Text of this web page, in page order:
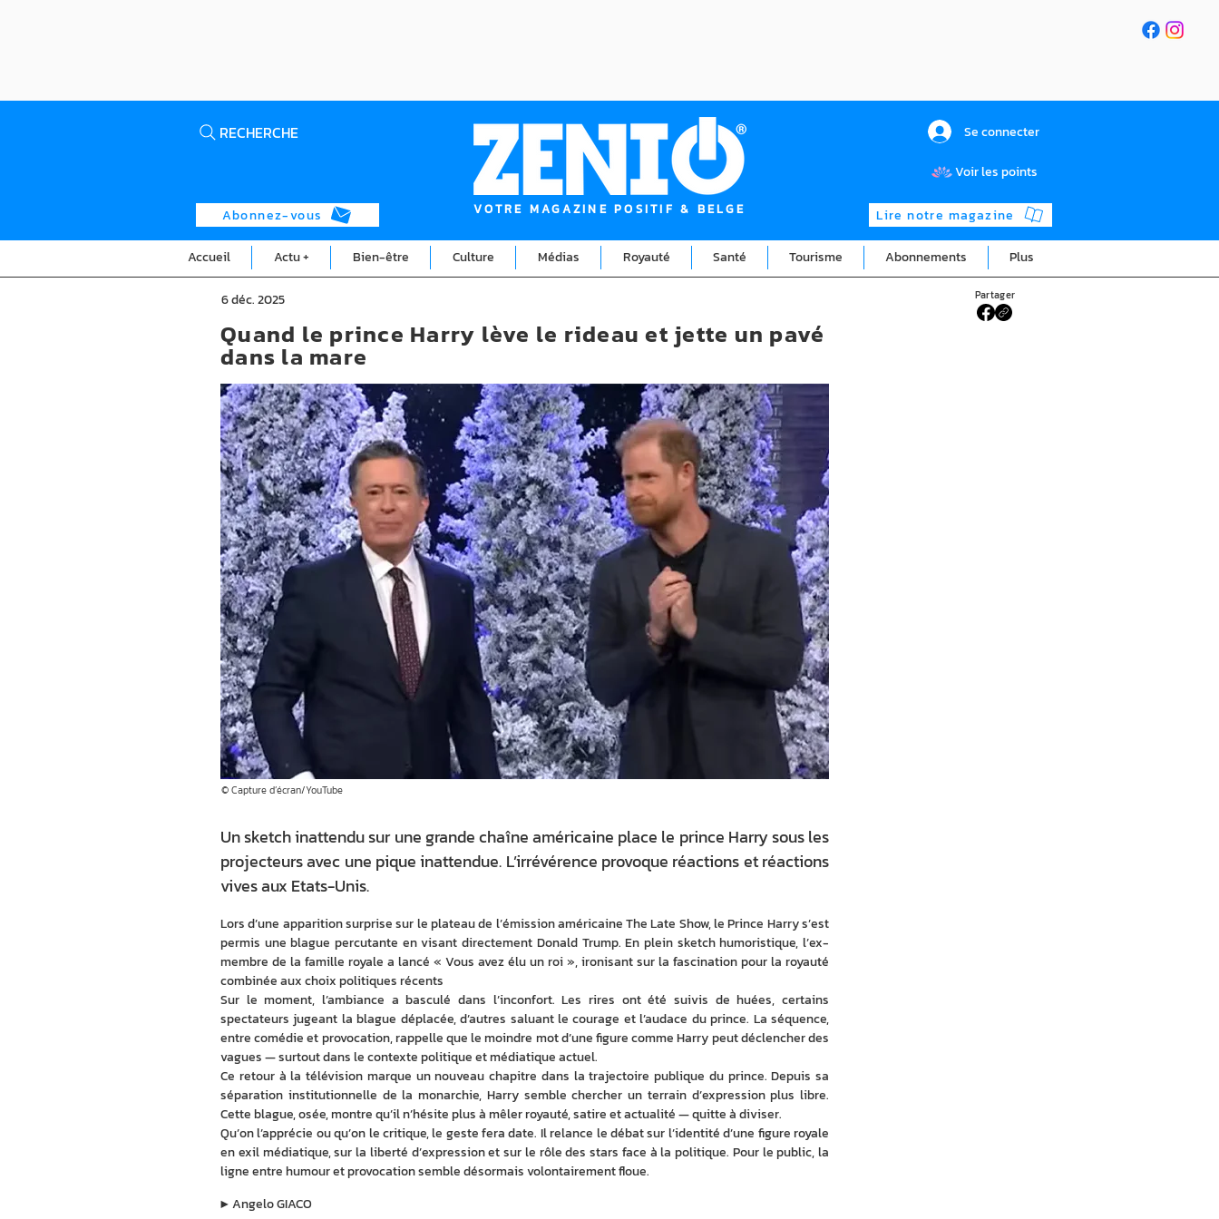
RECHERCHE
Abonnez-vous VOTRE MAGAZINE POSITIF & BELGE
Se connecter
Voir les points
Lire notre magazine
Accueil Actu + Bien-être Culture Médias Royauté Santé Tourisme Abonnements Plus
6 déc. 2025 Partager
© Capture d’écran/YouTube
Un sketch inattendu sur une grande chaîne américaine place le prince Harry sous les
projecteurs avec une pique inattendue. L’irrévérence provoque réactions et réactions
vives aux Etats-Unis.
Lors d’une apparition surprise sur le plateau de l’émission américaine The Late Show, le Prince Harry s’est
permis une blague percutante en visant directement Donald Trump. En plein sketch humoristique, l’ex-
membre de la famille royale a lancé « Vous avez élu un roi », ironisant sur la fascination pour la royauté
combinée aux choix politiques récents
Sur le moment, l’ambiance a basculé dans l’inconfort. Les rires ont été suivis de huées, certains
spectateurs jugeant la blague déplacée, d’autres saluant le courage et l’audace du prince. La séquence,
entre comédie et provocation, rappelle que le moindre mot d’une figure comme Harry peut déclencher des
vagues — surtout dans le contexte politique et médiatique actuel.
Ce retour à la télévision marque un nouveau chapitre dans la trajectoire publique du prince. Depuis sa
séparation institutionnelle de la monarchie, Harry semble chercher un terrain d’expression plus libre.
Cette blague, osée, montre qu’il n’hésite plus à mêler royauté, satire et actualité — quitte à diviser.
Qu’on l’apprécie ou qu’on le critique, le geste fera date. Il relance le débat sur l’identité d’une figure royale
en exil médiatique, sur la liberté d’expression et sur le rôle des stars face à la politique. Pour le public, la
ligne entre humour et provocation semble désormais volontairement floue.
Angelo GIACO
▶︎
Quand le prince Harry lève le rideau et jette un pavé
dans la mare